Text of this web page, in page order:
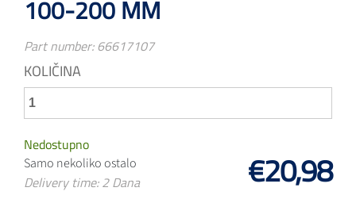
100-200 MM
Part number: 66617107
KOLIČINA
Nedostupno
Samo nekoliko ostalo
Delivery time: 2 Dana €20,98